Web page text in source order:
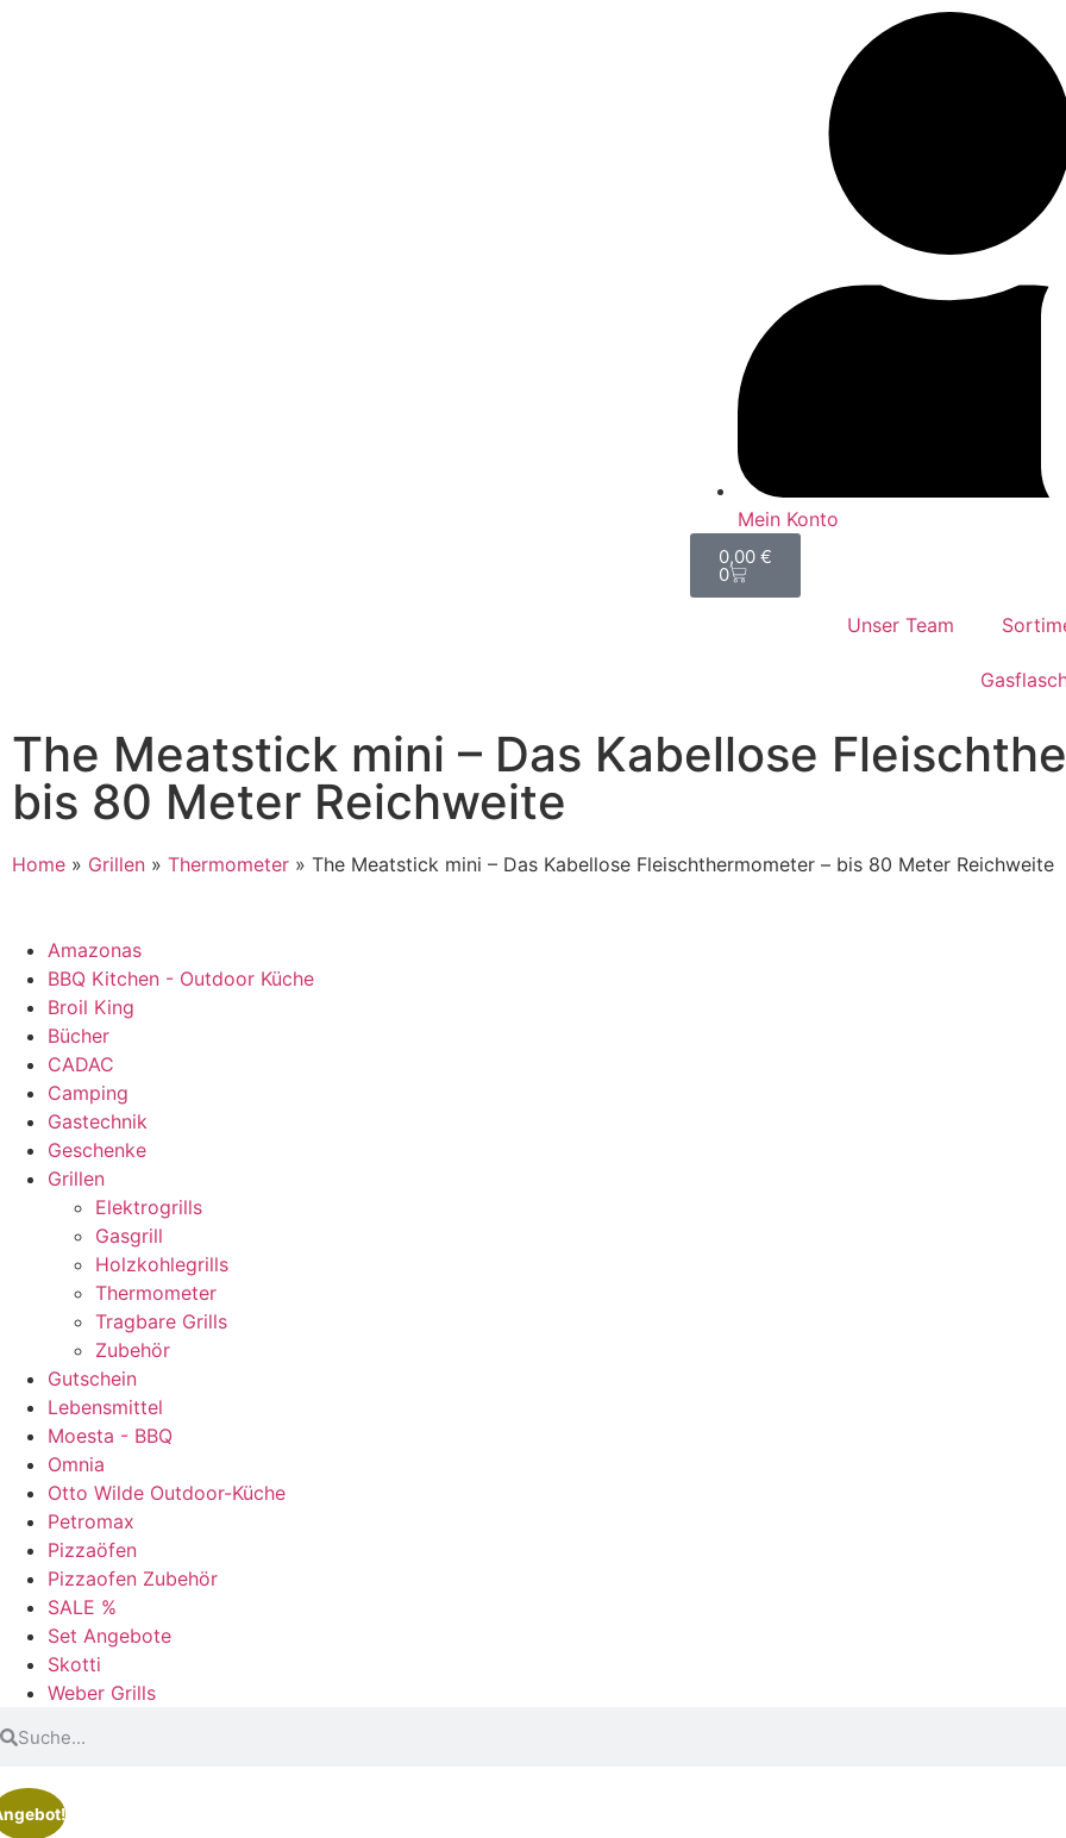
Mein Konto
0,00 €
0
Unser Team
The Meatstick mini – Das Kabellose
bis 80 Meter Reichweite
Home » Grillen » Thermometer » The Meatstick mini – Das Kabellose Fleischthermometer – bis 80 Meter Reichweite
Amazonas
BBQ Kitchen - Outdoor Küche
Broil King
Bücher
CADAC
Camping
Gastechnik
Geschenke
Grillen
Elektrogrills
Gasgrill
Holzkohlegrills
Thermometer
Tragbare Grills
Zubehör
Gutschein
Lebensmittel
Moesta - BBQ
Omnia
Otto Wilde Outdoor-Küche
Petromax
Pizzaöfen
Pizzaofen Zubehör
SALE %
Set Angebote
Skotti
Weber Grills